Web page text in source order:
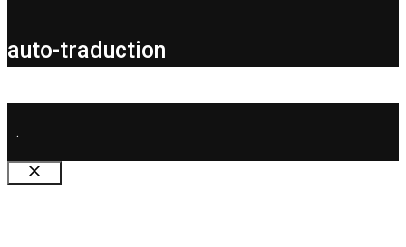
auto-traduction
.
Fermer